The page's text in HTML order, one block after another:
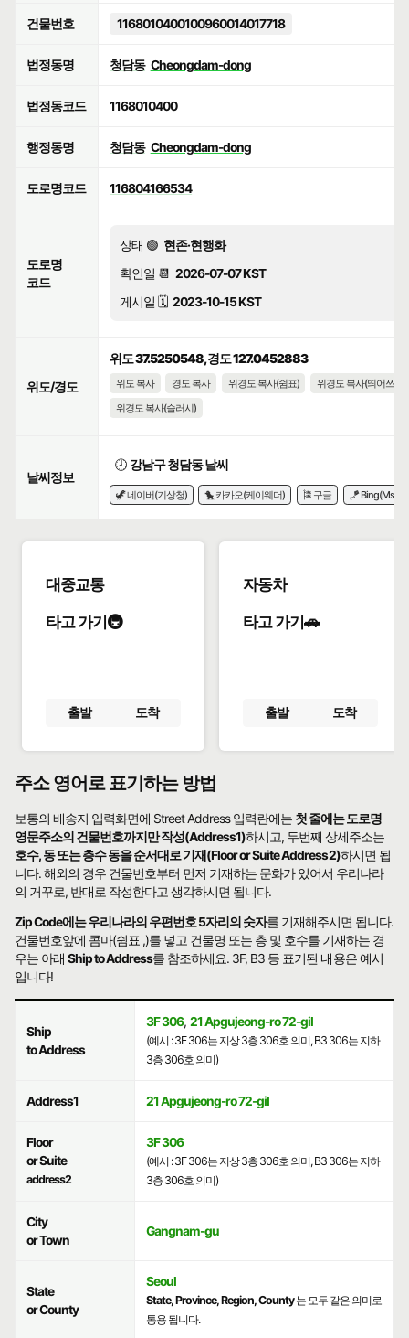
건물번호 1168010400100960014017718
법정동명 청담동 Cheongdam-dong
법정동코드 1168010400
행정동명 청담동 Cheongdam-dong
도로명코드 116804166534
도로명
코드
상태 🟢 현존·현행화
확인일 📆 2026-07-07 KST
게시일 🗓️ 2023-10-15 KST
위도/경도
위도 37.5250548, 경도 127.0452883
위도 복사 경도 복사 위경도 복사(쉼표)
위경도 복사(띄어쓰기)
위경도 복사(슬러시)
날씨정보
🕗 강남구 청담동 날씨
🦖 네이버(기상청) 🐤 카카오(케이웨더) 🎏 구글 🪁 Bing(Msn)
대중교통
타고 가기🚇
출발 도착
자동차
타고 가기🚗
출발 도착
주소 영어로 표기하는 방법
보통의 배송지 입력화면에 Street Address 입력란에는 첫 줄에는 도로명
영문주소의 건물번호까지만 작성(Address1)하시고, 두번째 상세주소는
호수, 동 또는 층수 동을 순서대로 기재(Floor or Suite Address2)하시면 됩
니다. 해외의 경우 건물번호부터 먼저 기재하는 문화가 있어서 우리나라
의 거꾸로, 반대로 작성한다고 생각하시면 됩니다.
Zip Code에는 우리나라의 우편번호 5자리의 숫자를 기재해주시면 됩니다.
건물번호앞에 콤마(쉼표 ,)를 넣고 건물명 또는 층 및 호수를 기재하는 경
우는 아래Ship to Address를 참조하세요. 3F, B3 등 표기된 내용은 예시
입니다!
Ship
to Address
3F 306, 21 Apgujeong-ro 72-gil
(예시 : 3F 306는 지상 3층 306호 의미, B3 306는 지하
3층 306호 의미)
Address1 21 Apgujeong-ro 72-gil
Floor
or Suite
address2
3F 306
(예시 : 3F 306는 지상 3층 306호 의미, B3 306는 지하
3층 306호 의미)
City
or Town
Gangnam-gu
State
or County
Seoul
State, Province, Region, County는 모두 같은 의미로
통용 됩니다.